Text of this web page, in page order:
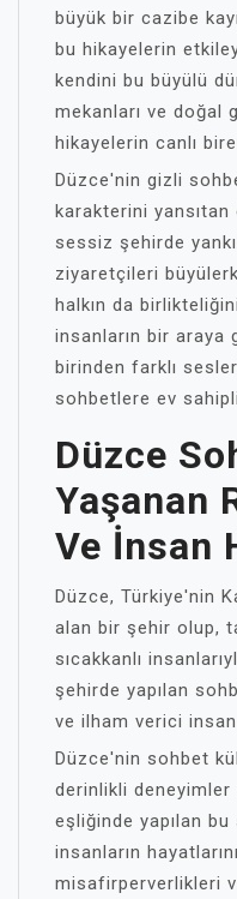
büyük bir cazibe
bu hikayelerin
kendini bu büyülü
mekanları ve doğal
hikayelerin canlı birer
Düzce'nin gizli
karakterini yansıtan
sessiz şehirde
ziyaretçileri
halkın da
insanların bir araya
birinden farklı
sohbetlere ev
Düzce
Yaşanan
Ve İnsan
Düzce, Türkiye'nin
alan bir şehir olup,
sıcakkanlı
şehirde yapılan
ve ilham verici
Düzce'nin sohbet
derinlikli
eşliğinde yapılan
insanların
misafirperverlikleri